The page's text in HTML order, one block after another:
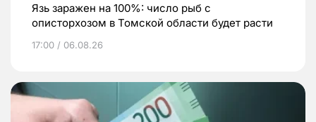
Язь заражен на 100%: число рыб с
описторхозом в Томской области будет расти
17:00 / 06.08.26